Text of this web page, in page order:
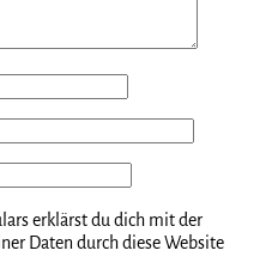
erklärst du dich mit der
Daten durch diese Website